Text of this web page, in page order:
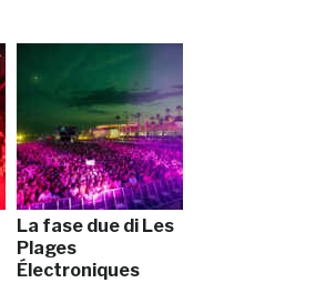
La fase due di Les
Plages
Électroniques